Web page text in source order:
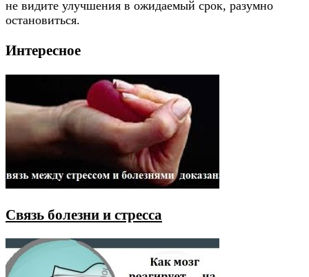
не видите улучшения в ожидаемый срок, разумно
остановиться.
Интересное
Связь болезни и стресса